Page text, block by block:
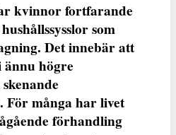
kvinnor fortfarande
som
Det innebär att
högre
För många har livet
förhandling